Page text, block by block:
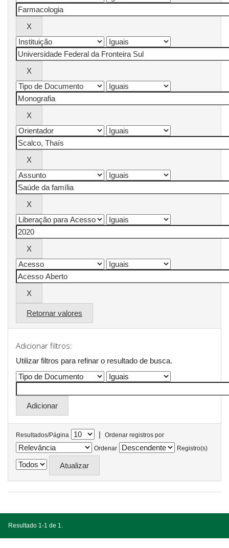
Retornar valores
Adicionar filtros:
Utilizar filtros para refinar o resultado de busca.
Resultados/Página |
Ordenar registros por
Ordenar
Registro(s)
Resultado 1-1 de 1.